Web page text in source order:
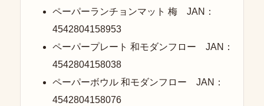
ペーパーランチョンマット 梅 JAN：
4542804158953
ペーパープレート 和モダンフロー JAN：
4542804158038
ペーパーボウル 和モダンフロー JAN：
4542804158076